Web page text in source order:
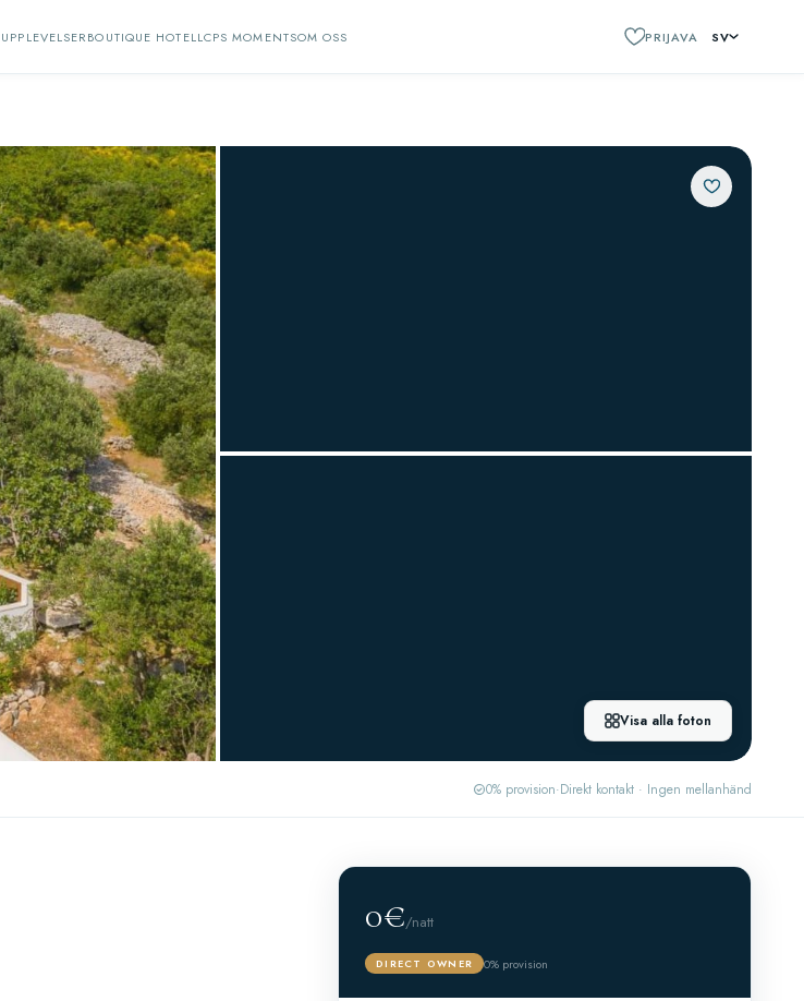
UPPLEVELSERBOUTIQUE HOTELLCPS MOMENTSOM OSS PRIJAVA SV
Visa alla foton
0% provision·Direkt kontakt · Ingen mellanhänd
0€/natt
DIRECT OWNER 0% provision